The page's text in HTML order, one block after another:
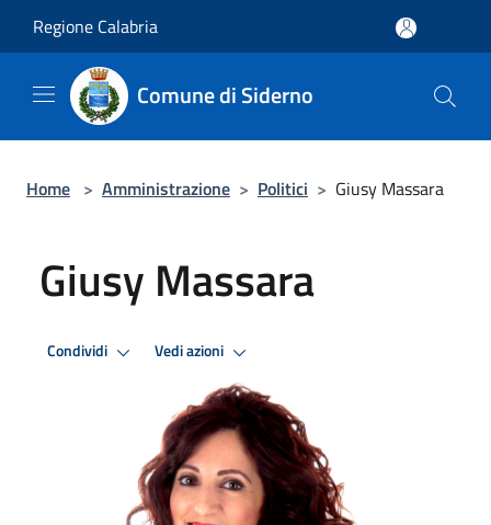
Regione Calabria
Comune di Siderno
Home > Amministrazione > Politici > Giusy Massara
Giusy Massara
Condividi Vedi azioni